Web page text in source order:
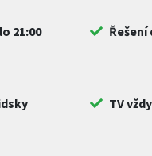
21:00 Řešení
TV